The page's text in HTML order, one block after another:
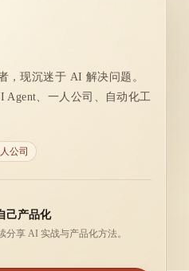
，现沉迷于 AI 解决问题。
Agent、一人公司、自动化工
公司
己产品化
分享 AI 实战与产品化方法。